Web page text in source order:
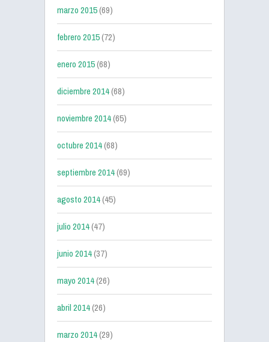
marzo 2015(69)
febrero 2015(72)
enero 2015(68)
diciembre 2014(68)
noviembre 2014(65)
octubre 2014(68)
septiembre 2014(69)
agosto 2014(45)
julio 2014(47)
junio 2014(37)
mayo 2014(26)
abril 2014(26)
marzo 2014(29)